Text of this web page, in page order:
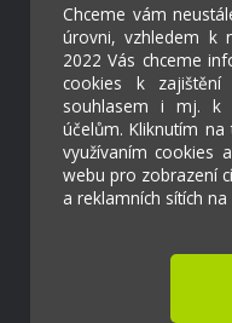
Chceme vám
úrovni, vzhledem k
2022 Vás chceme
cookies k
souhlasem i mj. k
účelům. Kliknutím na
využívaním cookies
webu pro zobrazení
a reklamních sítích
Základní škola a